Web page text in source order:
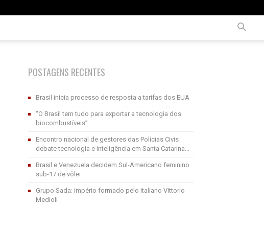
POSTAGENS RECENTES
Brasil inicia processo de resposta a tarifas dos EUA
“O Brasil tem tudo para exportar a tecnologia dos
biocombustíveis”
Encontro nacional de gestores das Polícias Civis
debate tecnologia e inteligência em Santa Catarina...
Brasil e Venezuela decidem Sul-Americano feminino
sub-17 de vôlei
Grupo Sada: império formado pelo italiano Vittorio
Medioli